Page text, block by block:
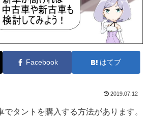
Facebook はてブ
2019.07.12
でタントを購入する方法があります。